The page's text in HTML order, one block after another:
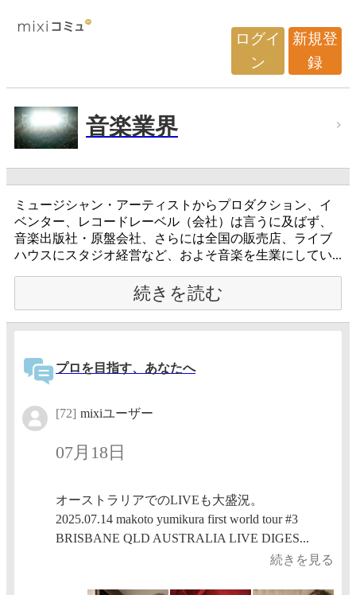
ログイ
ン
新規登
録
音楽業界
ミュージシャン・アーティストからプロダクション、イ
ベンター、レコードレーベル（会社）は言うに及ばず、
音楽出版社・原盤会社、さらには全国の販売店、ライブ
ハウスにスタジオ経営など、およそ音楽を生業にしてい...
続きを読む
プロを目指す、あなたへ
[72] mixiユーザー
07月18日
オーストラリアでのLIVEも大盛況。
2025.07.14 makoto yumikura first world tour #3
BRISBANE QLD AUSTRALIA LIVE DIGES...
続きを見る